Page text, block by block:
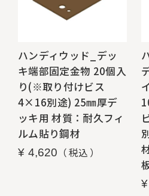
ハンディウッド_デッ
キ端部固定金物 20個入
り(※取り付けビス
4×16別途) 25㎜厚デ
ッキ用 材質：耐久フィ
ルム貼り鋼材
¥ 4,620 税込
¥